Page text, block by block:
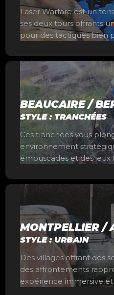
Laser Warfare est un
ses deux tours offrants
pour des tactiques bien
BEAUCAIRE /
STYLE : TRANCHÉES
Ces tranchées vous
environnement
embuscades et des jeux
MONTPELLIER /
STYLE : URBAIN
Des villages offrant des
des affrontements
expérience immersive